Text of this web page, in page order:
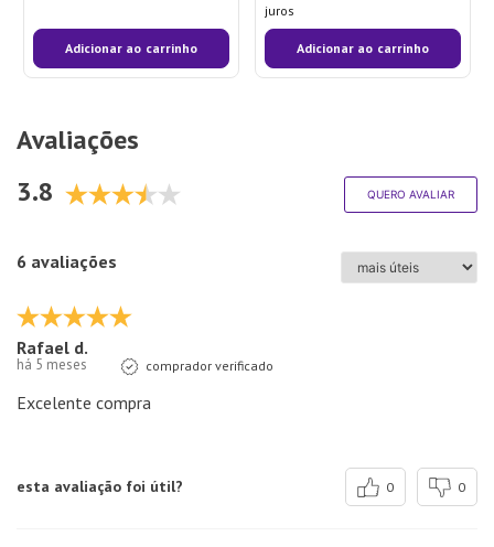
Adicionar ao carrinho
juros
Adicionar ao carrinho
Avaliações
3.8
QUERO AVALIAR
6 avaliações
Rafael d.
há 5 meses comprador verificado
Excelente compra
esta avaliação foi útil? 0 0